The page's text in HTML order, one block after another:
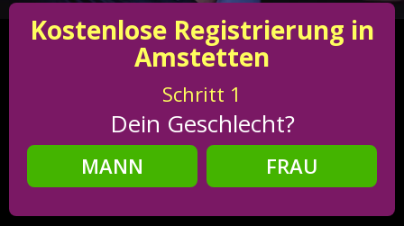
Kostenlose Registrierung in
Amstetten
Schritt 1
Dein Geschlecht?
MANN
FRAU
Schritt2